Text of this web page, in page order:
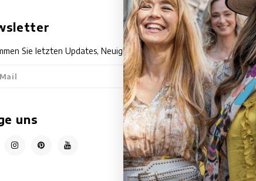
Sie letzten Updates, Neuigkeiten und Promotionen per E-Mail
Abonnieren
uns